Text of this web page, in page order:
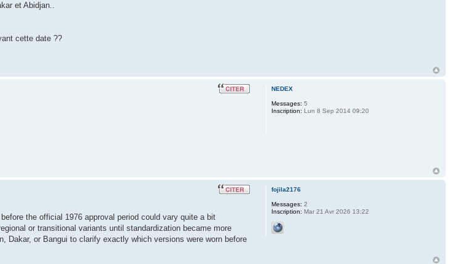
et Abidjan..
cette date ??
NEDEX
Messages: 5
Inscription: Lun 8 Sep 2014 09:20
the official 1976 approval period could vary quite a bit
or transitional variants until standardization became more
Dakar, or Bangui to clarify exactly which versions were worn before
fojila2176
Messages: 2
Inscription: Mar 21 Avr 2026 13:22